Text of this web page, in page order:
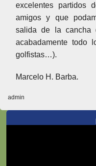
excelentes partidos
amigos y que
salida de la cancha
acabadamente todo
golfistas…).
Marcelo H. Barba.
admin